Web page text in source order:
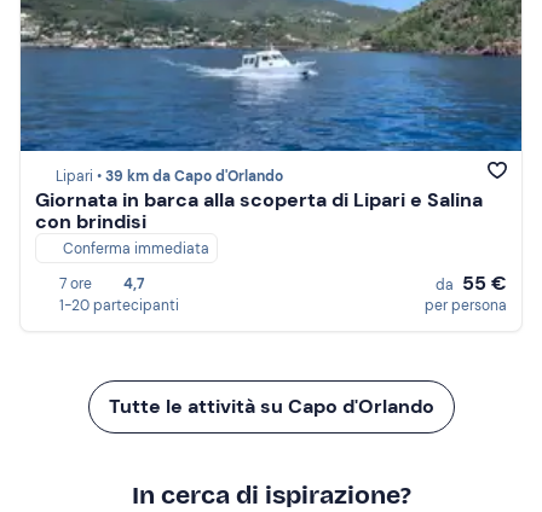
Lipari •39 km da Capo d'Orlando
Giornata in barca alla scoperta di Lipari e Salina
con brindisi
Conferma immediata
7 ore
4,7
1-20 partecipanti
da 55 €
per persona
Tutte le attività su Capo d'Orlando
In cerca di ispirazione?